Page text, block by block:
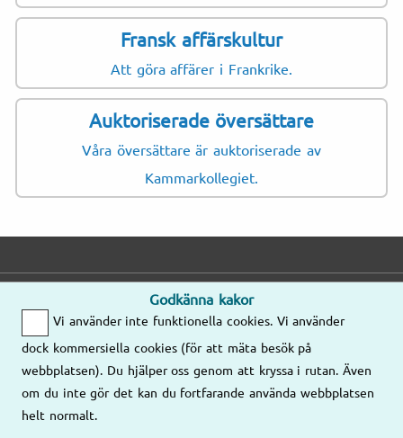
Fransk affärskultur
Att göra affärer i Frankrike.
Auktoriserade översättare
Våra översättare är auktoriserade av
Kammarkollegiet.
Godkänna kakor
Vi använder inte funktionella cookies. Vi använder
dock kommersiella cookies (för att mäta besök på
webbplatsen). Du hjälper oss genom att kryssa i rutan. Även
om du inte gör det kan du fortfarande använda webbplatsen
helt normalt.
E-post
Mejla oss gärna
så kontaktar vi
er!
Telefon
8.00–17.00
Våra kontor